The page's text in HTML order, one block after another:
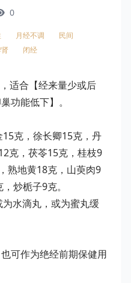
0
月经不调
民间
闭经
适合【经来量少或后
功能低下】。
克，徐长卿15克，丹
克，茯苓15克，桂枝9
熟地黄18克，山萸肉9
炒栀子9克。
水滴丸，或为蜜丸缓
可作为绝经前期保健用